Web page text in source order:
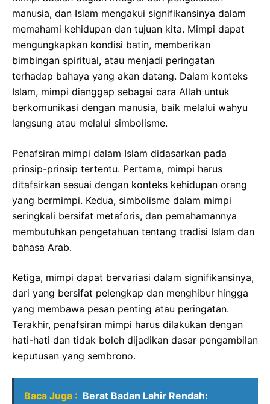
manusia, dan Islam mengakui signifikansinya dalam
memahami kehidupan dan tujuan kita. Mimpi dapat
mengungkapkan kondisi batin, memberikan
bimbingan spiritual, atau menjadi peringatan
terhadap bahaya yang akan datang. Dalam konteks
Islam, mimpi dianggap sebagai cara Allah untuk
berkomunikasi dengan manusia, baik melalui wahyu
langsung atau melalui simbolisme.
Penafsiran mimpi dalam Islam didasarkan pada
prinsip-prinsip tertentu. Pertama, mimpi harus
ditafsirkan sesuai dengan konteks kehidupan orang
yang bermimpi. Kedua, simbolisme dalam mimpi
seringkali bersifat metaforis, dan pemahamannya
membutuhkan pengetahuan tentang tradisi Islam dan
bahasa Arab.
Ketiga, mimpi dapat bervariasi dalam signifikansinya,
dari yang bersifat pelengkap dan menghibur hingga
yang membawa pesan penting atau peringatan.
Terakhir, penafsiran mimpi harus dilakukan dengan
hati-hati dan tidak boleh dijadikan dasar pengambilan
keputusan yang sembrono.
Baca Juga : Berat Badan Lahir Rendah: